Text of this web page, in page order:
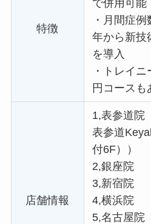
特徴
で併用可能
・ 月間症
年から新技
を導入
・
トレイ
円コースも
店舗情報
1,表参道院
表参道
付6F））
2,銀座院
3,新宿院
4,横浜院
5,名古屋院